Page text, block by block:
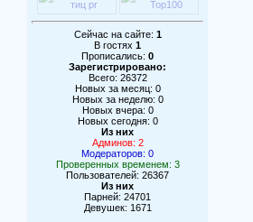
Сейчас на сайте: 1
В гостях 1
Прописались: 0
Зарегистрировано:
Всего: 26372
Новых за месяц: 0
Новых за неделю: 0
Новых вчера: 0
Новых сегодня: 0
Из них
Админов: 2
Модераторов: 0
Проверенных временем: 3
Пользователей: 26367
Из них
Парней: 24701
Девушек: 1671